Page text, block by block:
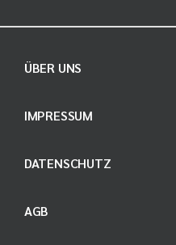
ÜBER UNS
IMPRESSUM
DATENSCHUTZ
AGB